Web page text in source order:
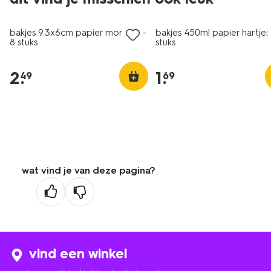
bakjes 9.3x6cm papier monster -
8 stuks
2.
49
bakjes 450ml papier
stuks
1.
69
wat vind je van deze pagina?
vind een winkel